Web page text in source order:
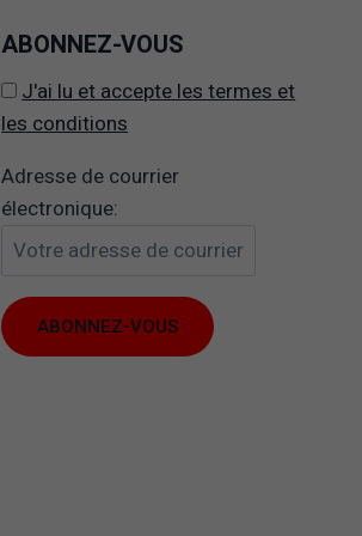
ABONNEZ-VOUS
J'ai lu et accepte les termes et
les conditions
Adresse de courrier
électronique: